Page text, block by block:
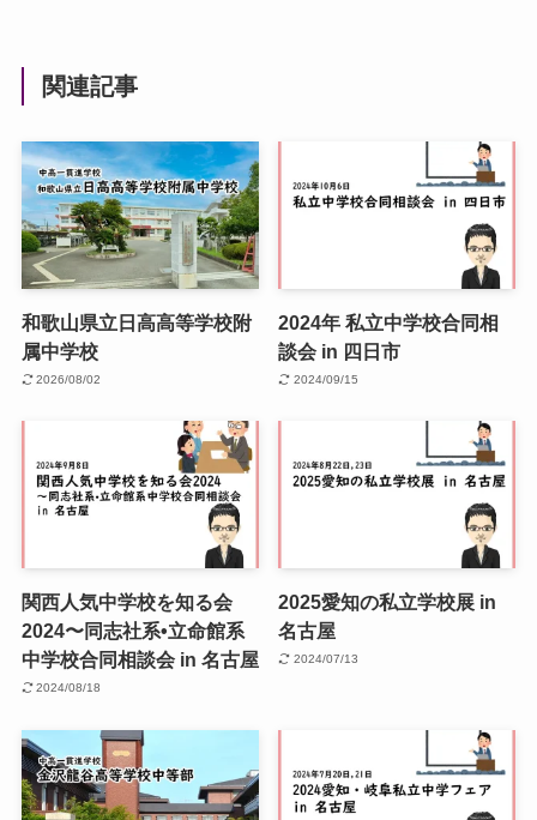
関連記事
和歌山県立日高高等学校附
属中学校
2026/08/02
2024年 私立中学校合同相
談会 in 四日市
2024/09/15
関西人気中学校を知る会
2024〜同志社系•立命館系
中学校合同相談会 in 名古屋
2024/08/18
2025愛知の私立学校展 in
名古屋
2024/07/13